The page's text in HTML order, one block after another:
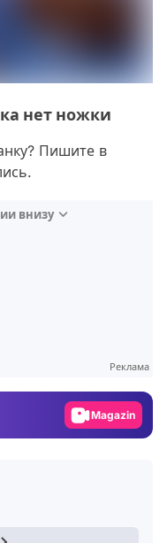
нет ножки
Пишите в
внизу
Реклама
Magazin